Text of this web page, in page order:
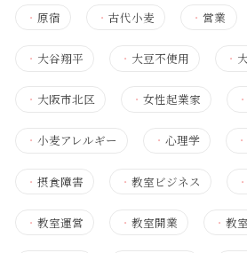
・ 原宿 ・古代小麦 ・営業
・ 大谷翔平 ・ 大豆不使用 ・
・ 大阪市北区 ・女性起業家
・ 小麦アレルギー ・心理学
・ 摂食障害 ・教室ビジネス
・ 教室運営 ・教室開業 ・教